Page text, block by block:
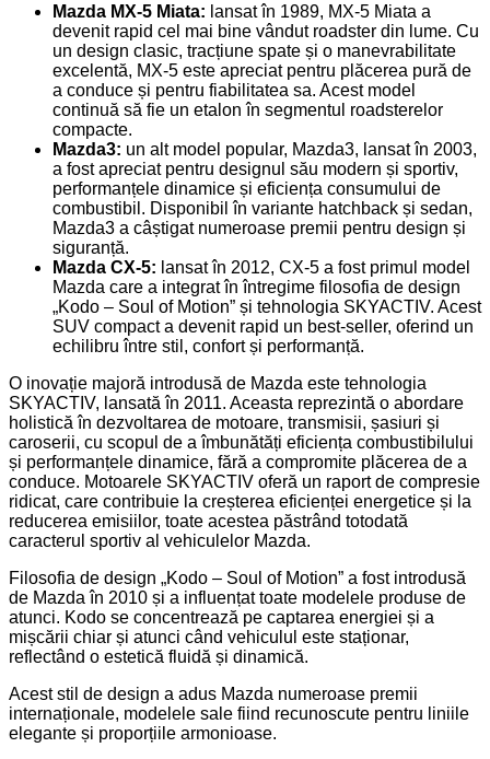
Mazda MX-5 Miata: ansat în 1989, MX-5 Miata a
devenit rapid cel mai bine vândut roadster din lume. Cu
un design clasic, tracțiune spate și o manevrabilitate
excelentă, MX-5 este apreciat pentru plăcerea pură de
a conduce și pentru fiabilitatea sa. Acest model
continuă să fie un etalon în segmentul roadsterelor
compacte.
Mazda3: un alt model popular, Mazda3, lansat în 2003,
a fost apreciat pentru designul său modern și sportiv,
performanțele dinamice și eficiența consumului de
combustibil. Disponibil în variante hatchback și sedan,
Mazda3 a câștigat numeroase premii pentru design și
siguranță.
Mazda CX-5: ansat în 2012, CX-5 a fost primul model
Mazda care a integrat în întregime filosofia de design
„Kodo – Soul of Motion” și tehnologia SKYACTIV. Acest
SUV compact a devenit rapid un best-seller, oferind un
echilibru între stil, confort și performanță.
O inovație majoră introdusă de Mazda este tehnologia
SKYACTIV, lansată în 2011. Aceasta reprezintă o abordare
holistică în dezvoltarea de motoare, transmisii, șasiuri și
caroserii, cu scopul de a îmbunătăți eficiența combustibilului
și performanțele dinamice, fără a compromite plăcerea de a
conduce. Motoarele SKYACTIV oferă un raport de compresie
ridicat, care contribuie la creșterea eficienței energetice și la
reducerea emisiilor, toate acestea păstrând totodată
caracterul sportiv al vehiculelor Mazda.
Filosofia de design „Kodo – Soul of Motion” a fost introdusă
de Mazda în 2010 și a influențat toate modelele produse de
atunci. Kodo se concentrează pe captarea energiei și a
mișcării chiar și atunci când vehiculul este staționar,
reflectând o estetică fluidă și dinamică.
Acest stil de design a adus Mazda numeroase premii
internaționale, modelele sale fiind recunoscute pentru liniile
elegante și proporțiile armonioase.